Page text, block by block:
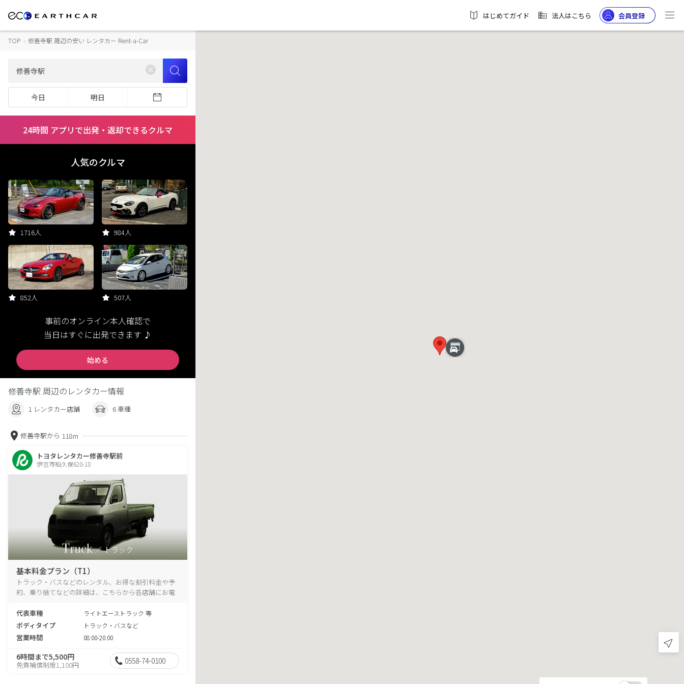
はじめてガイド 法人はこちら 会員登録
TOP › 修善寺駅 周辺の安い レンタカー Rent-a-Car
今日 明日
24時間 アプリで出発・返却できるクルマ
人気のクルマ
1716人 984人
852人 507人
事前のオンライン本人確認で
当日はすぐに出発できます ♪
始める
修善寺駅 周辺のレンタカー情報
1 レンタカー店舗 6 車種
修善寺駅から 118m
トヨタレンタカー修善寺駅前
伊豆市柏久保620-10
基本料金プラン（T1）
トラック・バスなどのレンタル、お得な割引料金や予
約、乗り捨てなどの詳細は、こちらから各店舗にお電
代表車種
ライトエーストラック 等
ボディタイプ トラック・バスなど
営業時間 08:00-20:00
6時間まで5,500円
免責補償制度1,100円 0558-74-0100